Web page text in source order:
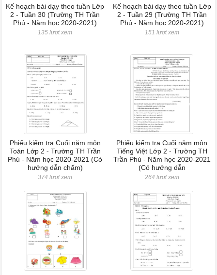
Kế hoạch bài dạy theo tuần Lớp
2 - Tuần 30 (Trường TH Trần
Phú - Năm học 2020-2021)
135 lượt xem
Kế hoạch bài dạy theo tuần Lớp
2 - Tuần 29 (Trường TH Trần
Phú - Năm học 2020-2021)
151 lượt xem
Phiếu kiểm tra Cuối năm môn
Toán Lớp 2 - Trường TH Trần
Phú - Năm học 2020-2021 (Có
hướng dẫn chấm)
374 lượt xem
Phiếu kiểm tra Cuối năm môn
Tiếng Việt Lớp 2 - Trường TH
Trần Phú - Năm học 2020-2021
(Có hướng dẫn
264 lượt xem